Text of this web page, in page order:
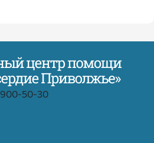
50-30